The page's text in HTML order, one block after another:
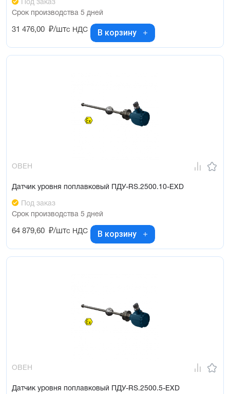
Под заказ
Срок производства 5 дней
31 476,00 ₽/штс НДС В корзину
ОВЕН
Датчик уровня поплавковый ПДУ-RS.2500.10-ЕХD
Под заказ
Срок производства 5 дней
64 879,60 ₽/штс НДС В корзину
ОВЕН
Датчик уровня поплавковый ПДУ-RS.2500.5-ЕХD